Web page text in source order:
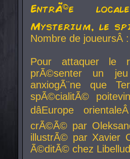
EntrÃ©e
Mysterium, le
Nombre de
Pour attaquer le
prÃ©senter un
anxiogÃ¨ne que
spÃ©cialitÃ©
dâEurope
crÃ©Ã© par
illustrÃ© par Xavier
Ã©ditÃ© chez